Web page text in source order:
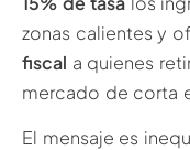
zonas calientes y
fiscal a quienes
mercado de corta
El mensaje es